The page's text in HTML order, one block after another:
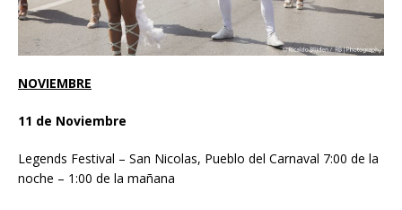
NOVIEMBRE
11 de Noviembre
Legends Festival – San Nicolas, Pueblo del Carnaval 7:00 de la
noche – 1:00 de la mañana